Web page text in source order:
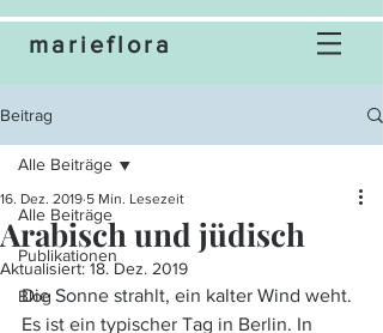
marieflora
Beitrag
Alle Beiträge
Publikationen
Blog
Alle Beiträge
Arabisch und jüdisch
16. Dez. 2019 5 Min. Lesezeit
Aktualisiert: 18. Dez. 2019
Die Sonne strahlt, ein kalter Wind weht.
Es ist ein typischer Tag in Berlin. In